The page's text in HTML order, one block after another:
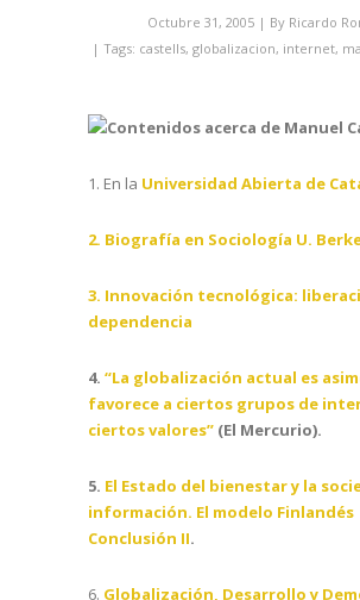
Octubre 31, 2005 | By Ricardo
| Tags: castells, globalizacion, internet,
Contenidos acerca de Manuel
1. En la Universidad Abierta de
2. Biografía en Sociología U.
3. Innovación tecnológica:
dependencia
4. “La globalización actual es
favorece a ciertos grupos de
ciertos valores” (El Mercurio).
5. El Estado del bienestar y la
información. El modelo Finlandés
Conclusión II.
6. Globalización, Desarrollo y